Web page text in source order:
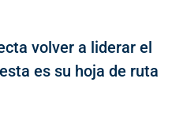
volver a liderar el
es su hoja de ruta